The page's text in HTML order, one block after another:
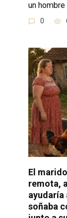
un hombre
0
El
remota,
ayudaría
soñaba